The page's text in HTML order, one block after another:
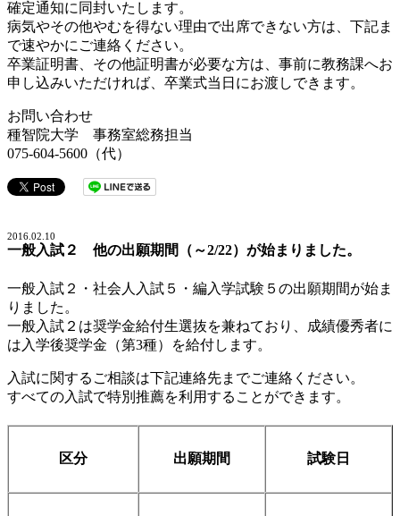
確定通知に同封いたします。
病気やその他やむを得ない理由で出席できない方は、下記ま
で速やかにご連絡ください。
卒業証明書、その他証明書が必要な方は、事前に教務課へお
申し込みいただければ、卒業式当日にお渡しできます。
お問い合わせ
種智院大学 事務室総務担当
075-604-5600（代）
2016.02.10
一般入試２ 他の出願期間（～2/22）が始まりました。
一般入試２・社会人入試５・編入学試験５の出願期間が始ま
りました。
一般入試２は奨学金給付生選抜を兼ねており、成績優秀者に
は入学後奨学金（第3種）を給付します。
入試に関するご相談は下記連絡先までご連絡ください。
すべての入試で特別推薦を利用することができます。
区分 出願期間 試験日